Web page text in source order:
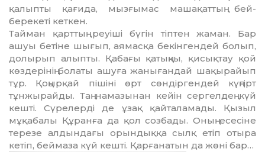
қалыпты қағида, мызғымас машақаттың бей-
берекеті кеткен.
Тайман қарттың реуіші бүгін тіптен жаман. Бар
ашуы бетіне шығып, аямасқа бекінгендей болып,
долырып алыпты. Қабағы қатыңқы, қисықтау қой
көздерінің болаты ашуға жанығандай шақырайып
тұр. Қоңырқай пішіні өрт сөндіргендей күңгірт
тұнжырайды. Таң намазынан кейін сергелдең күй
кешті. Сүрелерді де ұзақ қайталамады. Қызыл
мұқабалы Құранға да қол созбады. Оның есесіне
терезе алдындағы орындыққа сылқ етіп отыра
кетіп, беймаза күй кешті. Қарғанатын да жөні бар…